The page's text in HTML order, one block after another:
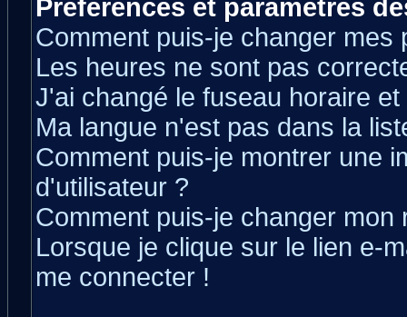
Préférences et paramètres
Comment puis-je changer mes
Les heures ne sont pas
J'ai changé le fuseau horaire
Ma langue n'est pas dans la
Comment puis-je montrer une
d'utilisateur ?
Comment puis-je changer mon
Lorsque je clique sur le lien e-
me connecter !